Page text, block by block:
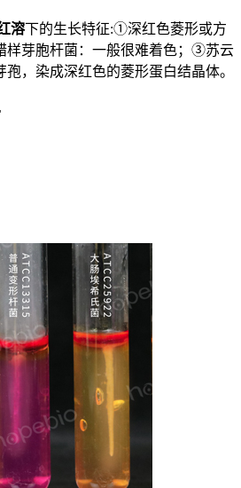
溶下的生长特征:①深红色菱形或方
芽胞杆菌：一般很难着色；③苏云
，染成深红色的菱形蛋白结晶体。